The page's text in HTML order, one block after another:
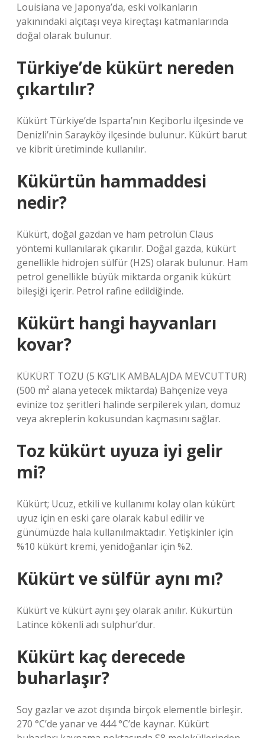
Louisiana ve Japonya’da, eski volkanların
yakınındaki alçıtaşı veya kireçtaşı katmanlarında
doğal olarak bulunur.
Türkiye’de kükürt nereden
çıkartılır?
Kükürt Türkiye’de Isparta’nın Keçiborlu ilçesinde ve
Denizli’nin Sarayköy ilçesinde bulunur. Kükürt barut
ve kibrit üretiminde kullanılır.
Kükürtün hammaddesi
nedir?
Kükürt, doğal gazdan ve ham petrolün Claus
yöntemi kullanılarak çıkarılır. Doğal gazda, kükürt
genellikle hidrojen sülfür (H2S) olarak bulunur. Ham
petrol genellikle büyük miktarda organik kükürt
bileşiği içerir. Petrol rafine edildiğinde.
Kükürt hangi hayvanları
kovar?
KÜKÜRT TOZU (5 KG’LIK AMBALAJDA MEVCUTTUR)
(500 m² alana yetecek miktarda) Bahçenize veya
evinize toz şeritleri halinde serpilerek yılan, domuz
veya akreplerin kokusundan kaçmasını sağlar.
Toz kükürt uyuza iyi gelir
mi?
Kükürt; Ucuz, etkili ve kullanımı kolay olan kükürt
uyuz için en eski çare olarak kabul edilir ve
günümüzde hala kullanılmaktadır. Yetişkinler için
%10 kükürt kremi, yenidoğanlar için %2.
Kükürt ve sülfür aynı mı?
Kükürt ve kükürt aynı şey olarak anılır. Kükürtün
Latince kökenli adı sulphur’dur.
Kükürt kaç derecede
buharlaşır?
Soy gazlar ve azot dışında birçok elementle birleşir.
270 °C’de yanar ve 444 °C’de kaynar. Kükürt